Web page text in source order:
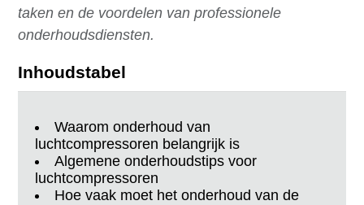
taken en de voordelen van professionele
onderhoudsdiensten.
Inhoudstabel
Waarom onderhoud van
luchtcompressoren belangrijk is
Algemene onderhoudstips voor
luchtcompressoren
Hoe vaak moet het onderhoud van de